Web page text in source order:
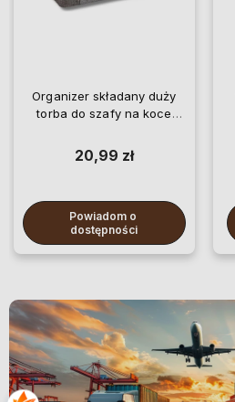
Organizer składany duży
torba do szafy na koce
20,99 zł
Powiadom o
dostępności